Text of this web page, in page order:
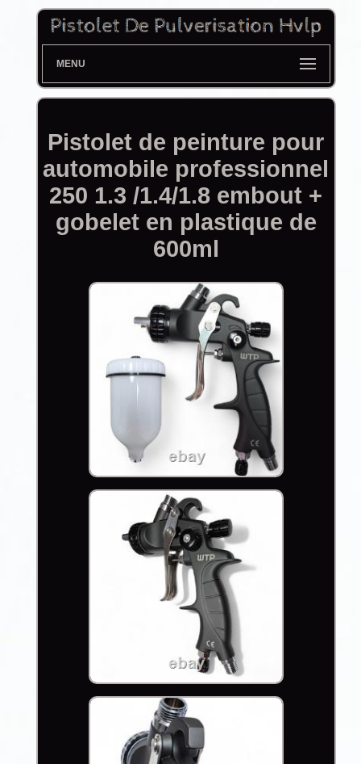
MENU
Pistolet de peinture pour
automobile professionnel
250 1.3 /1.4/1.8 embout +
gobelet en plastique de
600ml